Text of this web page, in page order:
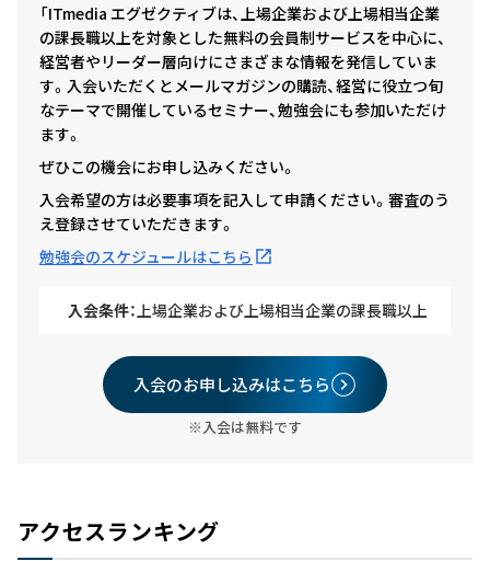
「ITmedia エグゼクティブは、上場企業および上場相当企業
の課長職以上を対象とした無料の会員制サービスを中心に、
経営者やリーダー層向けにさまざまな情報を発信していま
す。入会いただくとメールマガジンの購読、経営に役立つ旬
なテーマで開催しているセミナー、勉強会にも参加いただけ
ます。
ぜひこの機会にお申し込みください。
入会希望の方は必要事項を記入して申請ください。審査のう
え登録させていただきます。
勉強会のスケジュールはこちら
入会条件： 上場企業および上場相当企業の課長職以上
入会のお申し込みはこちら
※入会は無料です
アクセスランキング